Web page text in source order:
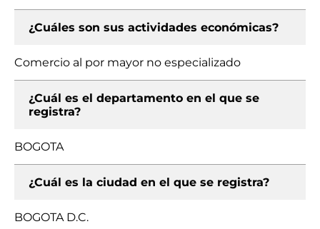
¿Cuáles son sus actividades económicas?
Comercio al por mayor no especializado
¿Cuál es el departamento en el que se
registra?
BOGOTA
¿Cuál es la ciudad en el que se registra?
BOGOTA D.C.